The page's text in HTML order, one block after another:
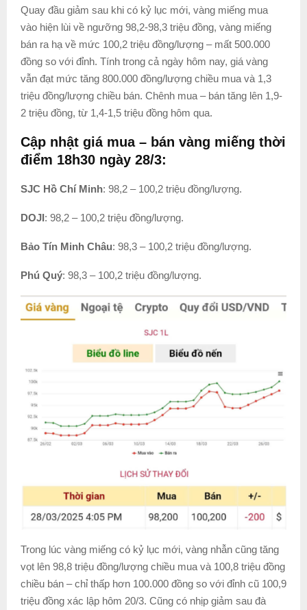
Quay đầu giảm sau khi có kỷ lục mới, vàng miếng mua
vào hiện lùi về ngưỡng 98,2-98,3 triệu đồng, vàng miếng
bán ra hạ về mức 100,2 triệu đồng/lượng – mất 500.000
đồng so với đỉnh. Tính trong cả ngày hôm nay, giá vàng
vẫn đạt mức tăng 800.000 đồng/lượng chiều mua và 1,3
triệu đồng/lượng chiều bán. Chênh mua – bán tăng lên 1,9-
2 triệu đồng, từ 1,4-1,5 triệu đồng hôm qua.
Cập nhật giá mua – bán vàng miếng thời
điểm 18h30 ngày 28/3:
SJC Hồ Chí Minh: 98,2 – 100,2 triệu đồng/lượng.
DOJI: 98,2 – 100,2 triệu đồng/lượng.
Bảo Tín Minh Châu: 98,3 – 100,2 triệu đồng/lượng.
Phú Quý: 98,3 – 100,2 triệu đồng/lượng.
Trong lúc vàng miếng có kỷ lục mới, vàng nhẫn cũng tăng
vọt lên 98,8 triệu đồng/lượng chiều mua và 100,8 triệu đồng
chiều bán – chỉ thấp hơn 100.000 đồng so với đỉnh cũ 100,9
triệu đồng xác lập hôm 20/3. Cũng có nhịp giảm sau đà